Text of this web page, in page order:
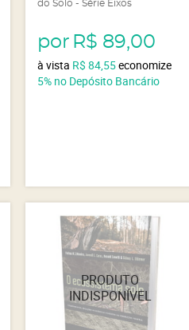
do Solo - Série Eixos
por R$ 89,00
à vista R$ 84,55economize
5% no Depósito Bancário